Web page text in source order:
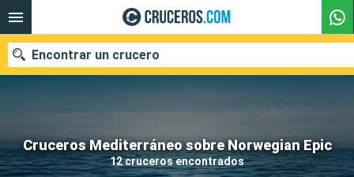
Cruceros Mediterráneo sobre Norwegian Epic
12 cruceros encontrados
Encontrar un crucero
Nuestros destinos